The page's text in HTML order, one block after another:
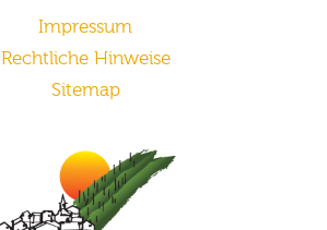
Impressum
Rechtliche Hinweise
Sitemap